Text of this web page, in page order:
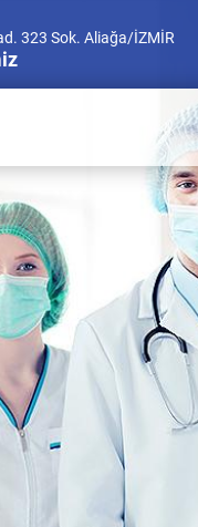
323 Sok. Aliağa/İZMİR